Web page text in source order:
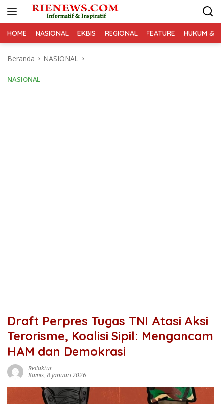
HOME NASIONAL EKBIS REGIONAL FEATURE HUKUM &
Beranda NASIONAL
NASIONAL
Draft Perpres Tugas TNI Atasi Aksi
Terorisme, Koalisi Sipil: Mengancam
HAM dan Demokrasi
Redaktur
Kamis, 8 Januari 2026